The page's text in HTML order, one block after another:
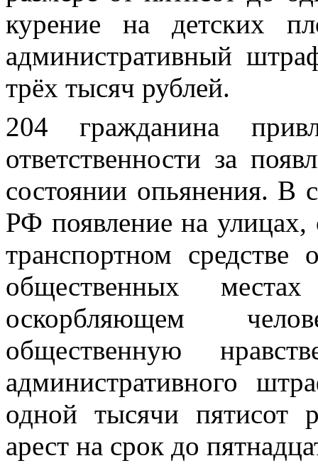
курение на детских
административный
трёх тысяч рублей.
204 гражданина
ответственности за
состоянии опьянения. В
РФ появление на улицах,
транспортном средстве
общественных
оскорбляющем
общественную
административного
одной тысячи пятисот
арест на срок до